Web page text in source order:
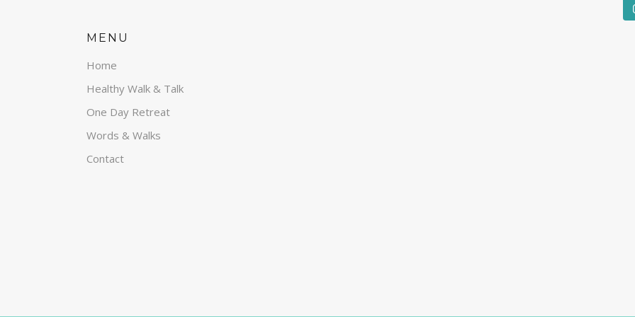
MENU
Home
Healthy Walk & Talk
One Day Retreat
Words & Walks
Contact